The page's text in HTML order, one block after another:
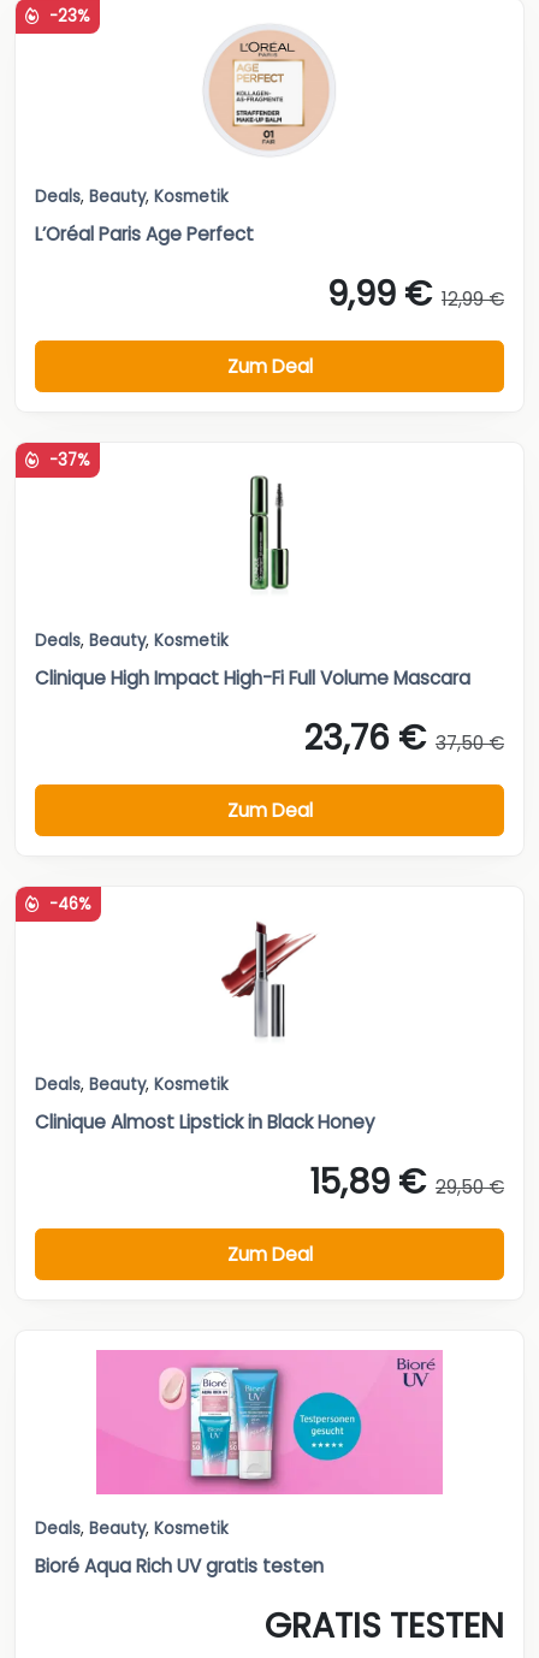
-23%
Deals, Beauty, Kosmetik
L’Oréal Paris Age Perfect
9,99 € 12,99 €
Zum Deal
-37%
Deals, Beauty, Kosmetik
Clinique High Impact High-Fi Full Volume Mascara
23,76 € 37,50 €
Zum Deal
-46%
Deals, Beauty, Kosmetik
Clinique Almost Lipstick in Black Honey
15,89 € 29,50 €
Zum Deal
Deals, Beauty, Kosmetik
Bioré Aqua Rich UV gratis testen
GRATIS TESTEN